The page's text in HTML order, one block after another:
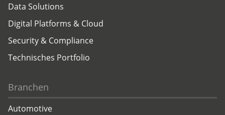
Data Solutions
Digital Platforms & Cloud
Security & Compliance
Technisches Portfolio
Branchen
Automotive